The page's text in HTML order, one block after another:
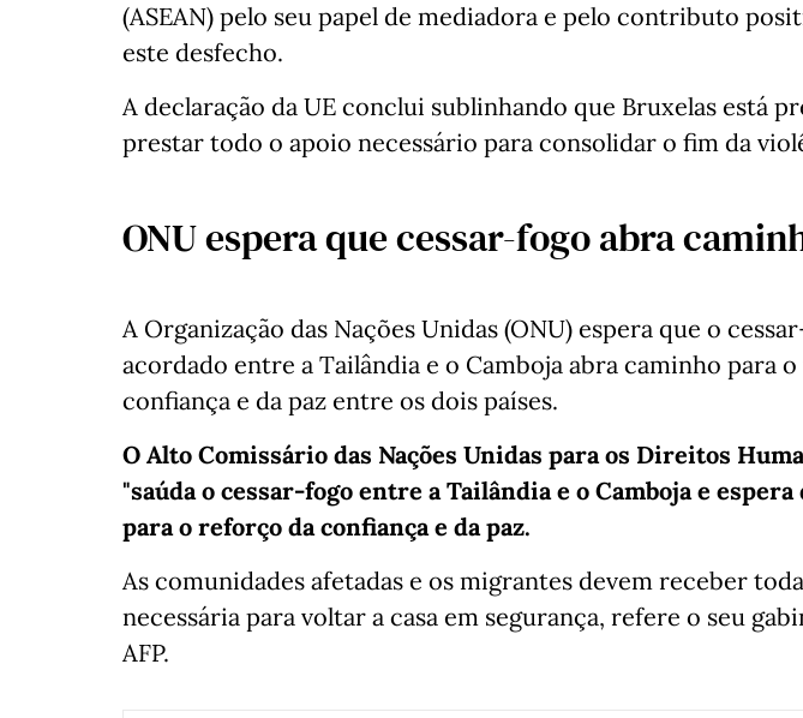
(ASEAN) pelo seu papel de mediadora e pelo contributo
este desfecho.
A declaração da UE conclui sublinhando que Bruxelas está
prestar todo o apoio necessário para consolidar o fim da
ONU espera que cessar-fogo abra
A Organização das Nações Unidas (ONU) espera que o
acordado entre a Tailândia e o Camboja abra caminho para
confiança e da paz entre os dois países.
O Alto Comissário das Nações Unidas para os Direitos
"saúda o cessar-fogo entre a Tailândia e o Camboja e
para o reforço da confiança e da paz.
As comunidades afetadas e os migrantes devem receber
necessária para voltar a casa em segurança, refere o seu
AFP.